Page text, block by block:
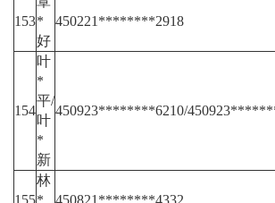
153*
好
450221********2918
154
叶
*
平/
叶
*
新
450923********6210/
155
林
*
450821********4332